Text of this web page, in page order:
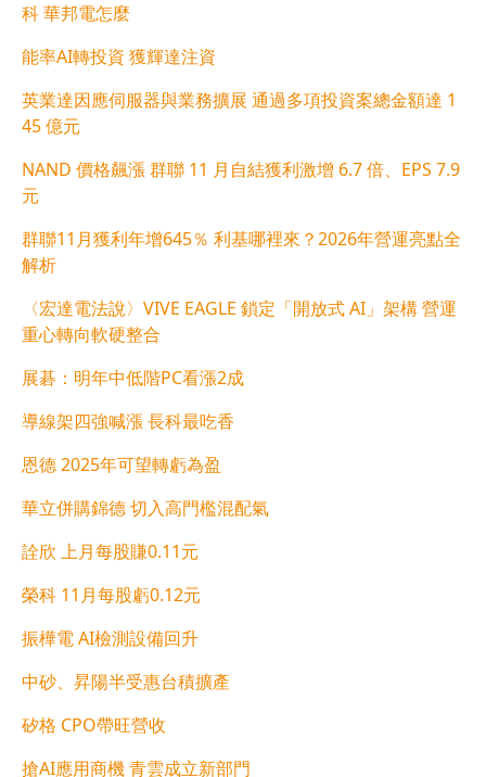
科 華邦電怎麼
能率AI轉投資 獲輝達注資
英業達因應伺服器與業務擴展 通過多項投資案總金額達 1
45 億元
NAND 價格飆漲 群聯 11 月自結獲利激增 6.7 倍、EPS 7.9
元
群聯11月獲利年增645％ 利基哪裡來？2026年營運亮點全
解析
〈宏達電法說〉VIVE EAGLE 鎖定「開放式 AI」架構 營運
重心轉向軟硬整合
展碁：明年中低階PC看漲2成
導線架四強喊漲 長科最吃香
恩德 2025年可望轉虧為盈
華立併購錦德 切入高門檻混配氣
詮欣 上月每股賺0.11元
榮科 11月每股虧0.12元
振樺電 AI檢測設備回升
中砂、昇陽半受惠台積擴產
矽格 CPO帶旺營收
搶AI應用商機 青雲成立新部門